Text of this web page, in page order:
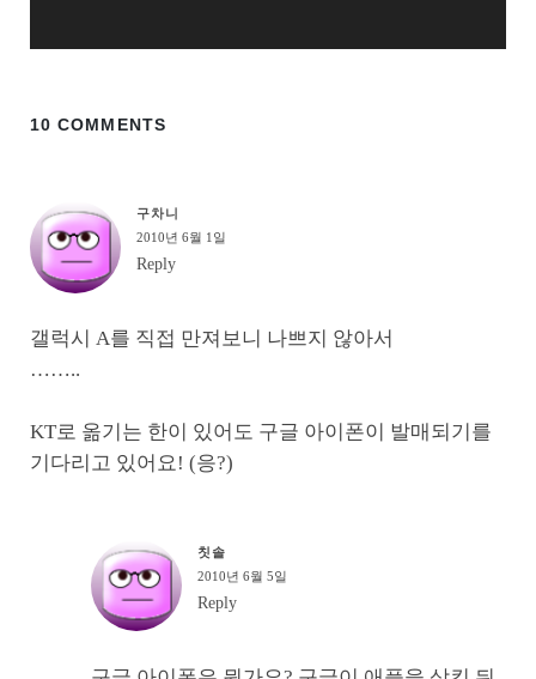
10 COMMENTS
구차니
2010년 6월 1일
Reply
갤럭시 A를 직접 만져보니 나쁘지 않아서
……..
KT로 옮기는 한이 있어도 구글 아이폰이 발매되기를
기다리고 있어요! (응?)
칫솔
2010년 6월 5일
Reply